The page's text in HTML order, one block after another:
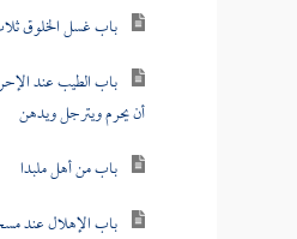
باب غسل الخلوق
باب الطيب عند
أن يحرم ويترجل ويدهن
باب من أهل ملبدا
باب الإهلال عند